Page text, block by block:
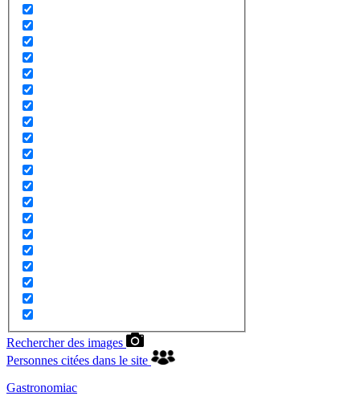
Rechercher des images
Personnes citées dans le site
Gastronomiac